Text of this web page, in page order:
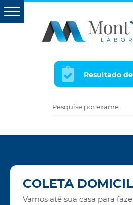
Resultado
COLETA
Vamos até sua casa para